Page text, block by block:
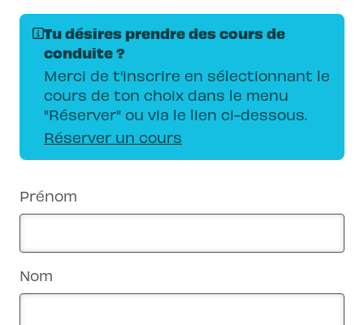
Tu désires prendre des cours de
conduite ?
Merci de t'inscrire en sélectionnant le
cours de ton choix dans le menu
"Réserver" ou via le lien ci-dessous.
Réserver un cours
Prénom
Nom